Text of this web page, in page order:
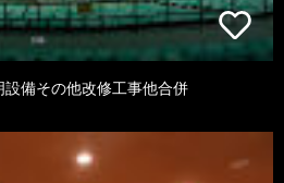
備その他改修工事他合併